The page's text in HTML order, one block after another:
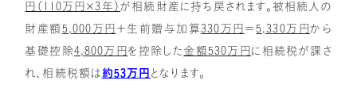
円（110万円×3年）が相続財産に持ち戻されます。被相続人の
財産額 5,000万円 ＋生前贈与加算330万円 ＝5,330万円から
基礎控除4,800万円 を控除した 金額530万円 に相続税が課さ
れ、相続税額は 約53万円 となります。